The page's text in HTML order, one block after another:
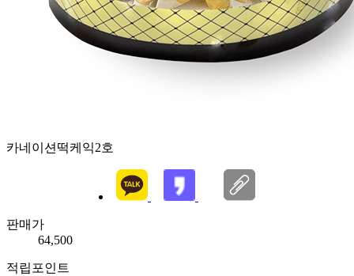
카네이션떡케익2호
판매가
64,500
적립포인트